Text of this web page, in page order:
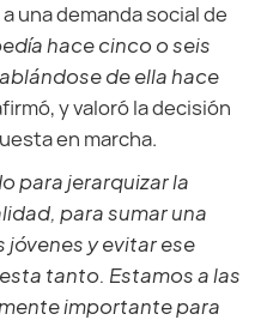
una demanda social de
hace cinco o seis
de ella hace
y valoró la decisión
en marcha.
para jerarquizar la
para sumar una
y evitar ese
tanto. Estamos a las
importante para